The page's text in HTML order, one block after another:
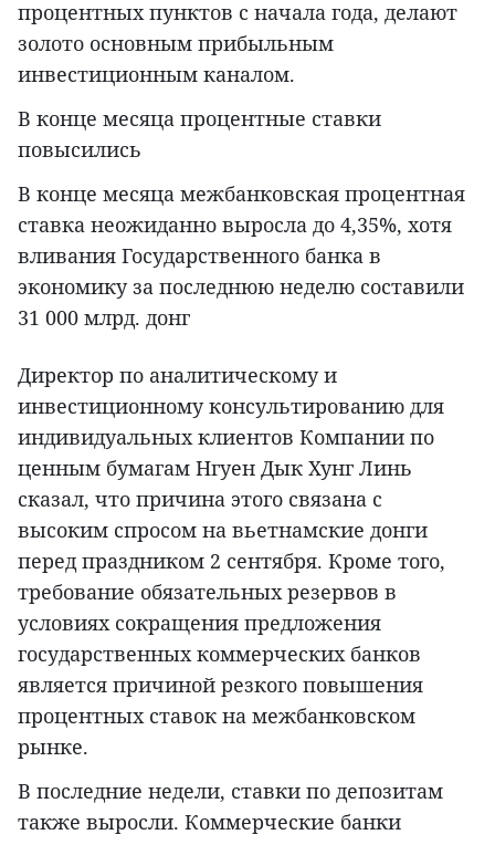
процентных пунктов с начала года, делают
золото основным прибыльным
инвестиционным каналом.
В конце месяца процентные ставки
повысились
В конце месяца межбанковская процентная
ставка неожиданно выросла до 4,35%, хотя
вливания Государственного банка в
экономику за последнюю неделю составили
31 000 млрд. донг
Директор по аналитическому и
инвестиционному консультированию для
индивидуальных клиентов Компании по
ценным бумагам Нгуен Дык Хунг Линь
сказал, что причина этого связана с
высоким спросом на вьетнамские донги
перед праздником 2 сентября. Кроме того,
требование обязательных резервов в
условиях сокращения предложения
государственных коммерческих банков
является причиной резкого повышения
процентных ставок на межбанковском
рынке.
В последние недели, ставки по депозитам
также выросли. Коммерческие банки